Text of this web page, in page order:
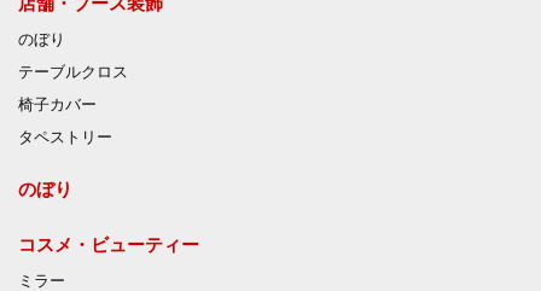
のぼり
テーブルクロス
椅子カバー
タペストリー
のぼり
コスメ・ビューティー
ミラー